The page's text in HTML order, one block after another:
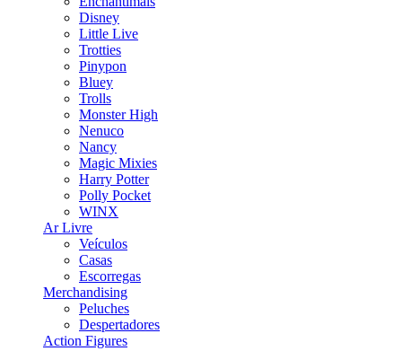
Disney
Little Live
Trotties
Pinypon
Bluey
Trolls
Monster High
Nenuco
Nancy
Magic Mixies
Harry Potter
Polly Pocket
WINX
Ar Livre
Veículos
Casas
Escorregas
Merchandising
Peluches
Despertadores
Action Figures